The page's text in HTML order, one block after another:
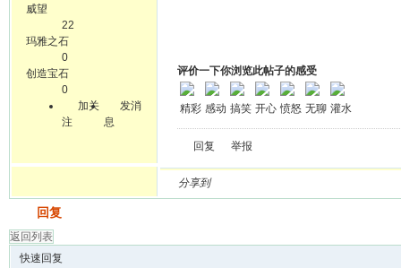
威望
22
玛雅之石
0
创造宝石
0
加关
注
发消
息
评价一下你浏览此帖子的感受
精彩 感动 搞笑 开心 愤怒 无聊 灌水
回复 举报
分享到
回复
返回列表
快速回复